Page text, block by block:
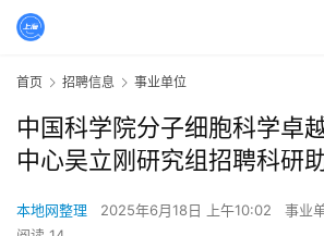
首页 招聘信息 事业单位
中国科学院分子细胞科学卓
中心吴立刚研究组招聘科研
本地网整理 2025年6月18日 上午10:02 事业